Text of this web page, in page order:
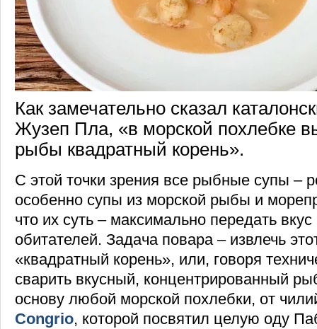
Как замечательно сказал
Жузеп Пла, «в морской похлебке
рыбы квадратный корень».
С этой точки зрения все рыбные супы –
особенно супы из морской рыбы и
что их суть – максимально передать
обитателей. Задача повара – извлечь
«квадратный корень», или, говоря
сварить вкусный, концентрированный
основу любой морской похлебки, от
Congrio, которой посвятил целую оду